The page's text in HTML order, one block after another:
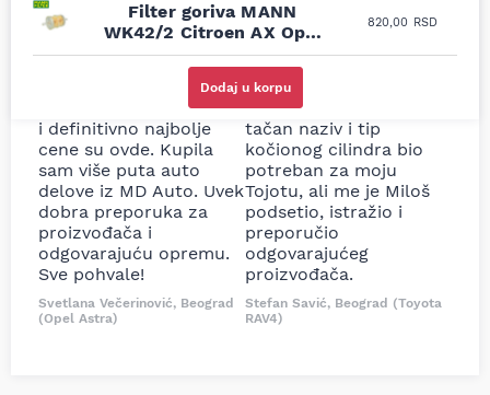
Filter goriva MANN
WK42/2 Citroen AX Opel
Kadett C 73-
820,00 RSD
Dodaj u korpu
Uporedila sam sve
prodavnice auto delova
i definitivno najbolje
cene su ovde. Kupila
sam više puta auto
delove iz MD Auto. Uvek
dobra preporuka za
proizvođača i
odgovarajuću opremu.
Sve pohvale!
Svetlana Večerinović, Beograd
(Opel Astra)
Odlična usluga i
ljubazni prodavci.
Nisam bio siguran koji je
tačan naziv i tip
kočionog cilindra bio
potreban za moju
Tojotu, ali me je Miloš
podsetio, istražio i
preporučio
odgovarajućeg
proizvođača.
Stefan Savić, Beograd (Toyota
RAV4)